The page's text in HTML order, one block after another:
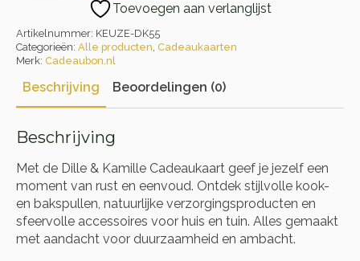
🎁 55.
🎁 1.
Toevoegen aan verlanglijst
Artikelnummer: KEUZE-DK55
Categorieën: Alle producten, Cadeaukaarten
Merk: Cadeaubon.nl
Beschrijving Beoordelingen (0)
Beschrijving
Met de Dille & Kamille Cadeaukaart geef je jezelf een
moment van rust en eenvoud. Ontdek stijlvolle kook-
en bakspullen, natuurlijke verzorgingsproducten en
sfeervolle accessoires voor huis en tuin. Alles gemaakt
met aandacht voor duurzaamheid en ambacht.